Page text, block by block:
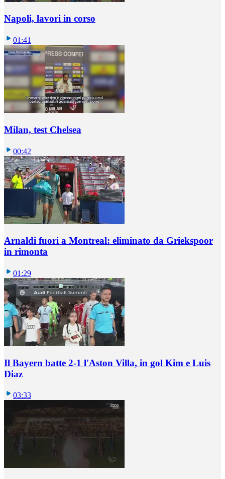
Napoli, lavori in corso
01:41
Milan, test Chelsea
00:42
Arnaldi fuori a Montreal: eliminato da Griekspoor
in rimonta
01:29
Il Bayern batte 2-1 l'Aston Villa, in gol Kim e Luis
Diaz
03:33